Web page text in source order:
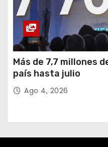
Más de 7,7 millones
país hasta julio
Ago 4, 2026